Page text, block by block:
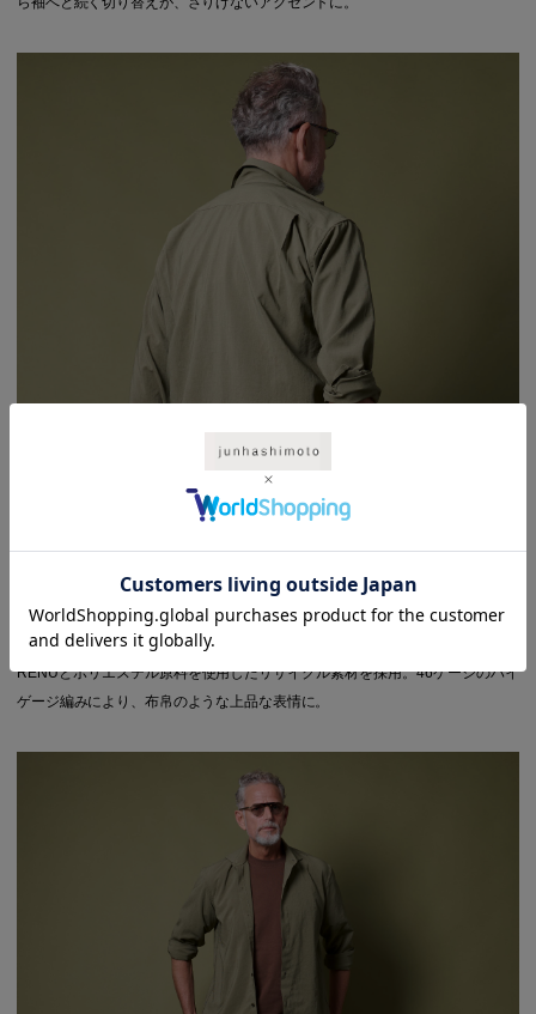
RENUとポリエステル原料を使用したリサイクル素材を採用。46ゲージのハイ
ゲージ編みにより、布帛のような上品な表情に。